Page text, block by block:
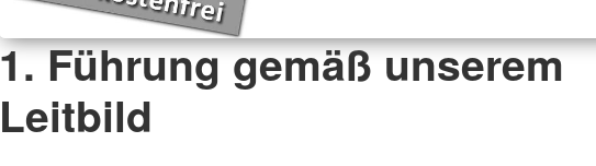
1. Führung gemäß unserem
Leitbild